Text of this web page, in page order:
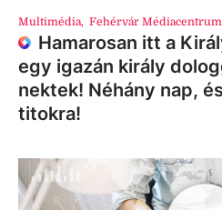
Multimédia, Fehérvár Médiacentrum
Hamarosan itt a
egy igazán király
nektek! Néhány nap,
titokra!